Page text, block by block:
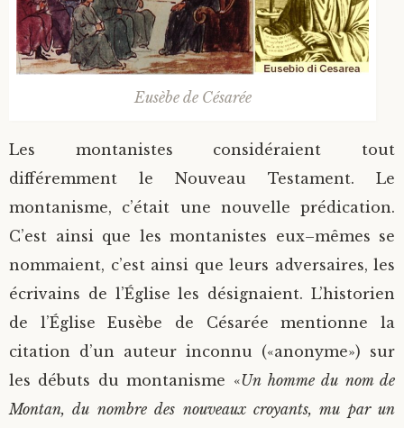
Eusèbe de Césarée
Les montanistes considéraient tout
différemment le Nouveau Testament. Le
montanisme, c’était une nouvelle prédication.
C’est ainsi que les montanistes eux–mêmes se
nommaient, c’est ainsi que leurs adversaires, les
écrivains de l’Église les désignaient. L’historien
de l’Église Eusèbe de Césarée mentionne la
citation d’un auteur inconnu («anonyme») sur
les débuts du montanisme «Un homme du nom de
Montan, du nombre des nouveaux croyants, mu par un